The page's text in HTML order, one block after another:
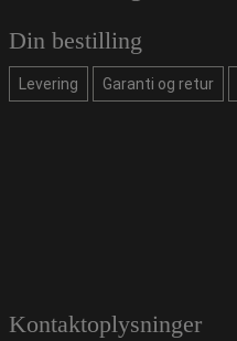
Din bestilling
Levering Garanti og retur
Kontaktoplysninger